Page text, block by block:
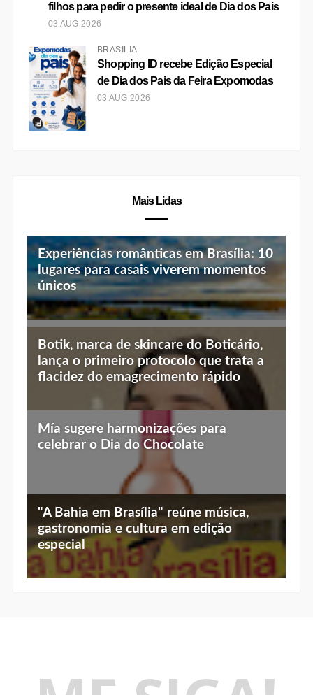
filhos para pedir o presente ideal de Dia dos Pais
03 AUG 2026
BRASÍLIA
Shopping ID recebe Edição Especial
de Dia dos Pais da Feira Expomodas
03 AUG 2026
Mais Lidas
Experiências românticas em Brasília: 10
lugares para casais viverem momentos
únicos
Top 10 jantares românticos em Brasília:
luz baixa, vista linda e menu especial
Botik, marca de skincare do Boticário,
lança o primeiro protocolo que trata a
flacidez do emagrecimento rápido
Mía sugere harmonizações para
celebrar o Dia do Chocolate
"A Bahia em Brasília" reúne música,
gastronomia e cultura em edição
especial